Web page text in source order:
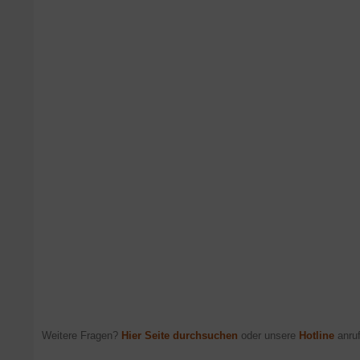
Weitere Fragen? Hier Seite durchsuchen oder unsere Hotline